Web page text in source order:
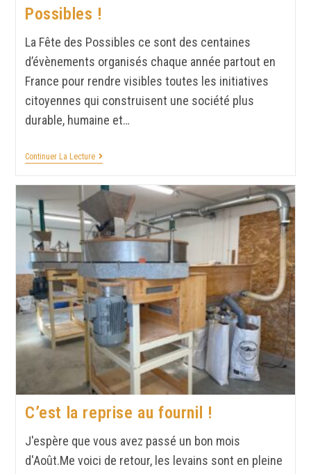
Possibles !
La Fête des Possibles ce sont des centaines
d’évènements organisés chaque année partout en
France pour rendre visibles toutes les initiatives
citoyennes qui construisent une société plus
durable, humaine et…
Continuer La Lecture
C’est la reprise au fournil !
J'espère que vous avez passé un bon mois
d'Août.Me voici de retour, les levains sont en pleine